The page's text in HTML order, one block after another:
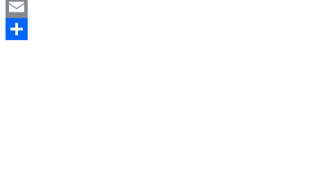
Mastodon
Email